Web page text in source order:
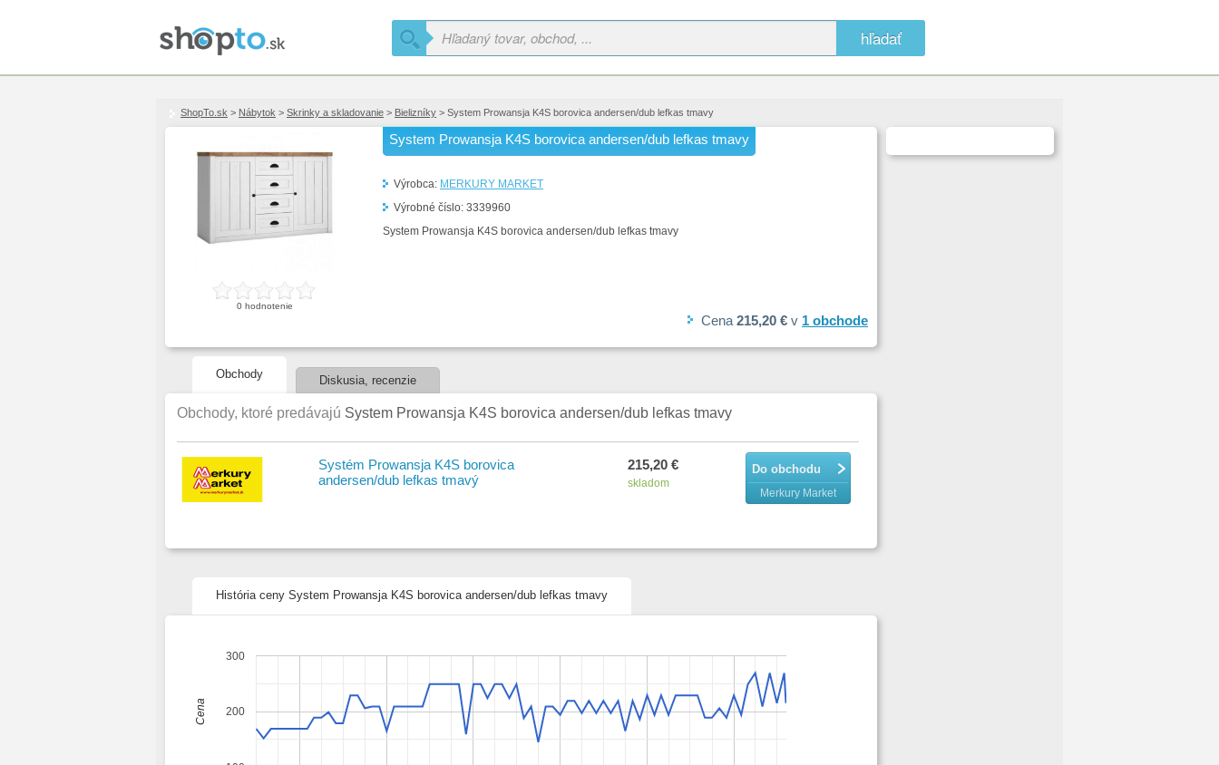
hľadať
ShopTo.sk > Nábytok > Skrinky a skladovanie > Bielizníky > System Prowansja K4S borovica andersen/dub lefkas tmavy
System Prowansja K4S borovica andersen/dub lefkas tmavy
0hodnotenie
Výrobca: MERKURY MARKET
Výrobné číslo: 3339960
System Prowansja K4S borovica andersen/dub lefkas tmavy
Cena 215,20 € v 1 obchode
Obchody Diskusia, recenzie
Obchody, ktoré predávajú System Prowansja K4S borovica andersen/dub lefkas tmavy
Systém Prowansja K4S borovica
andersen/dub lefkas tmavý
Do obchodu
Merkury Market
215,20 €
skladom
História ceny System Prowansja K4S borovica andersen/dub lefkas tmavy
200
300
Cena